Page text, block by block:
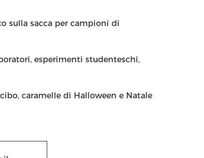
sulla sacca per campioni di
esperimenti studenteschi,
caramelle di Halloween e Natale